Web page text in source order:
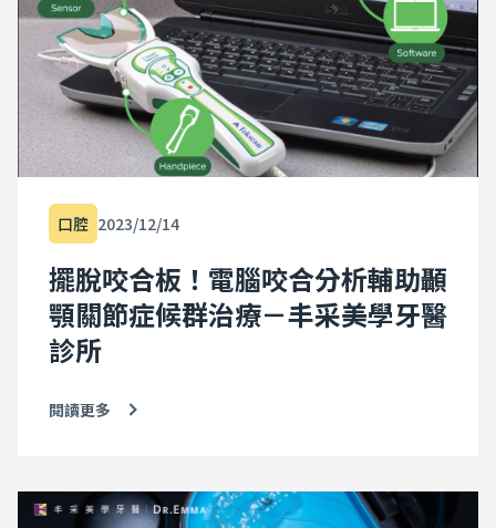
口腔 2023/12/14
擺脫咬合板！電腦咬合分析輔助顳
顎關節症候群治療－丰采美學牙醫
診所
閱讀更多